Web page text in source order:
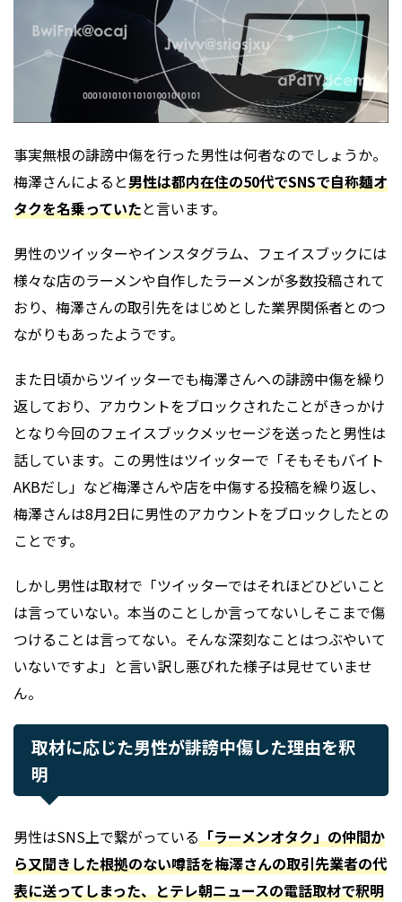
事実無根の誹謗中傷を行った男性は何者なのでしょうか。
梅澤さんによると男性は都内在住の50代でSNSで自称麺オ
タクを名乗っていたと言います。
男性のツイッターやインスタグラム、フェイスブックには
様々な店のラーメンや自作したラーメンが多数投稿されて
おり、梅澤さんの取引先をはじめとした業界関係者とのつ
ながりもあったようです。
また日頃からツイッターでも梅澤さんへの誹謗中傷を繰り
返しており、アカウントをブロックされたことがきっかけ
となり今回のフェイスブックメッセージを送ったと男性は
話しています。この男性はツイッターで「そもそもバイト
AKBだし」など梅澤さんや店を中傷する投稿を繰り返し、
梅澤さんは8月2日に男性のアカウントをブロックしたとの
ことです。
しかし男性は取材で「ツイッターではそれほどひどいこと
は言っていない。本当のことしか言ってないしそこまで傷
つけることは言ってない。そんな深刻なことはつぶやいて
いないですよ」と言い訳し悪びれた様子は見せていませ
ん。
取材に応じた男性が誹謗中傷した理由を釈
明
男性はSNS上で繋がっている「ラーメンオタク」の仲間か
ら又聞きした根拠のない噂話を梅澤さんの取引先業者の代
表に送ってしまった、とテレ朝ニュースの電話取材で釈明